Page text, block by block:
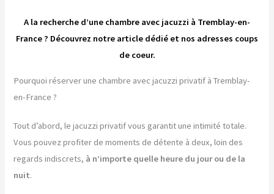
A la recherche d’une chambre avec jacuzzi à Tremblay-en-
France ? Découvrez notre article dédié et nos adresses coups
de coeur.
Pourquoi réserver une chambre avec jacuzzi privatif à Tremblay-
en-France ?
Tout d’abord, le jacuzzi privatif vous garantit une intimité totale.
Vous pouvez profiter de moments de détente à deux, loin des
regards indiscrets, à n’importe quelle heure du jour ou de la
nuit.